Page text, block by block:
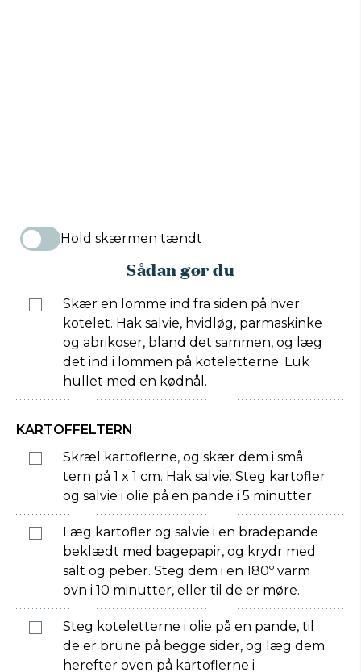
Hold skærmen tændt
Sådan gør du
Skær en lomme ind fra siden på hver
kotelet. Hak salvie, hvidløg, parmaskinke
og abrikoser, bland det sammen, og læg
det ind i lommen på koteletterne. Luk
hullet med en kødnål.
KARTOFFELTERN
Skræl kartoflerne, og skær dem i små
tern på 1 x 1 cm. Hak salvie. Steg kartofler
og salvie i olie på en pande i 5 minutter.
Læg kartofler og salvie i en bradepande
beklædt med bagepapir, og krydr med
salt og peber. Steg dem i en 180º varm
ovn i 10 minutter, eller til de er møre.
Steg koteletterne i olie på en pande, til
de er brune på begge sider, og læg dem
herefter oven på kartoflerne i